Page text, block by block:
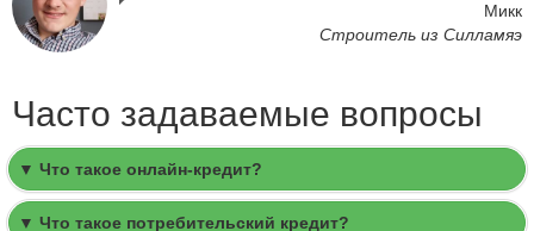
Микк
Строитель из Силламяэ
Часто задаваемые вопросы
▼ Что такое онлайн-кредит?
▼ Что такое потребительский кредит?